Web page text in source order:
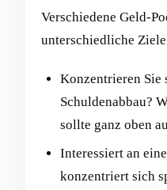
Verschiedene Geld-
unterschiedliche Ziele
Konzentrieren Sie
Schuldenabbau?
sollte ganz oben
Interessiert an
konzentriert sich